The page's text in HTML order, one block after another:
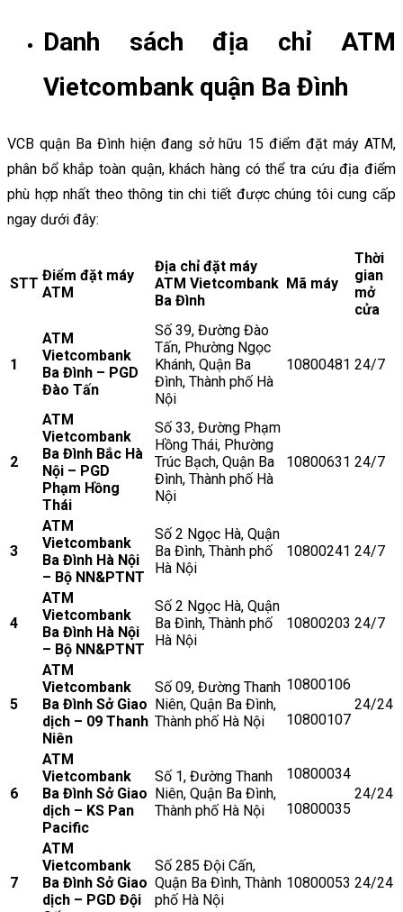
Danh sách địa chỉ ATM
Vietcombank quận Ba Đình
VCB quận Ba Đình hiện đang sở hữu 15 điểm đặt máy ATM,
phân bổ khắp toàn quận, khách hàng có thể tra cứu địa điểm
phù hợp nhất theo thông tin chi tiết được chúng tôi cung cấp
ngay dưới đây:
STT Điểm đặt máy
ATM
Địa chỉ đặt máy
ATM Vietcombank
Ba Đình
Mã máy
Thời
gian
mở
cửa
1
ATM
Vietcombank
Ba Đình – PGD
Đào Tấn
Số 39, Đường Đào
Tấn, Phường Ngọc
Khánh, Quận Ba
Đình, Thành phố Hà
Nội
10800481 24/7
2
ATM
Vietcombank
Ba Đình Bắc Hà
Nội – PGD
Phạm Hồng
Thái
Số 33, Đường Phạm
Hồng Thái, Phường
Trúc Bạch, Quận Ba
Đình, Thành phố Hà
Nội
10800631 24/7
3
ATM
Vietcombank
Ba Đình Hà Nội
– Bộ NN&PTNT
Số 2 Ngọc Hà, Quận
Ba Đình, Thành phố
Hà Nội
10800241 24/7
4
ATM
Vietcombank
Ba Đình Hà Nội
– Bộ NN&PTNT
Số 2 Ngọc Hà, Quận
Ba Đình, Thành phố
Hà Nội
10800203 24/7
5
ATM
Vietcombank
Ba Đình Sở Giao
dịch – 09 Thanh
Niên
Số 09, Đường Thanh
Niên, Quận Ba Đình,
Thành phố Hà Nội
10800106
10800107
24/24
6
ATM
Vietcombank
Ba Đình Sở Giao
dịch – KS Pan
Pacific
Số 1, Đường Thanh
Niên, Quận Ba Đình,
Thành phố Hà Nội
10800034
10800035
24/24
7
ATM
Vietcombank
Ba Đình Sở Giao
dịch – PGD Đội
Số 285 Đội Cấn,
Quận Ba Đình, Thành
phố Hà Nội
10800053 24/24